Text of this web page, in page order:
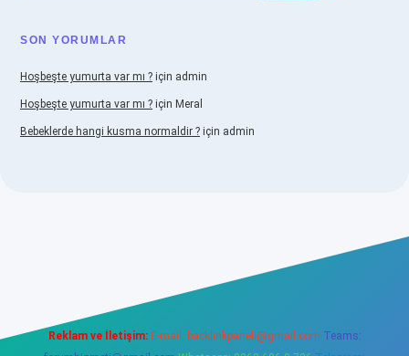
SON YORUMLAR
Hoşbeşte yumurta var mı ? için admin
Hoşbeşte yumurta var mı ? için Meral
Bebeklerde hangi kusma normaldir ? için admin
Reklam ve İletişim: E-mail: backlinkpaneli@gmail.com Teams: